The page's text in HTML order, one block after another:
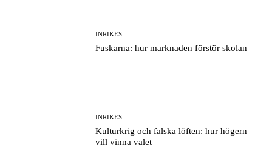
INRIKES
Fuskarna: hur marknaden förstör skolan
INRIKES
Kulturkrig och falska löften: hur högern
vill vinna valet